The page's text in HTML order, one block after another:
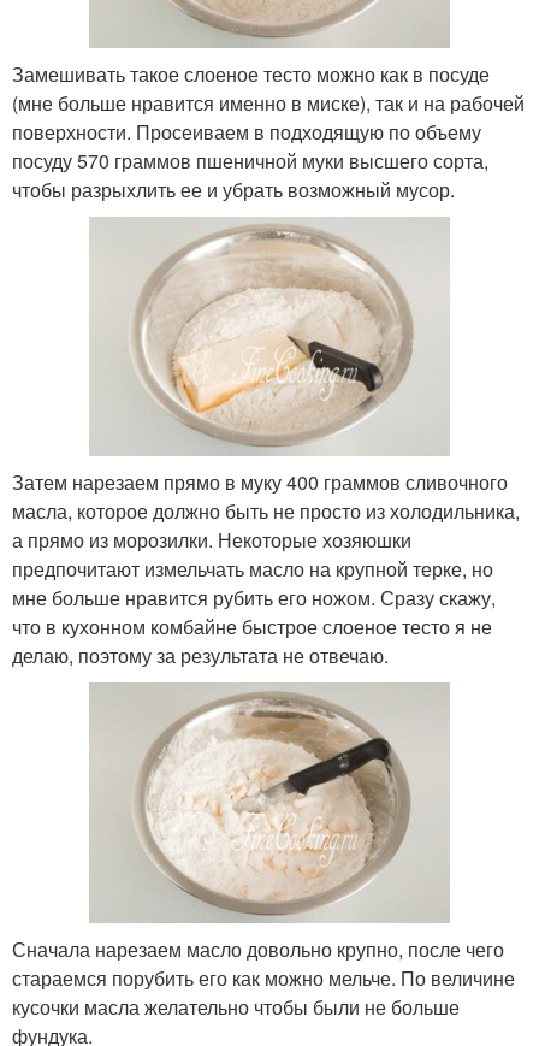
Замешивать такое слоеное тесто можно как в посуде
(мне больше нравится именно в миске), так и на рабочей
поверхности. Просеиваем в подходящую по объему
посуду 570 граммов пшеничной муки высшего сорта,
чтобы разрыхлить ее и убрать возможный мусор.
Затем нарезаем прямо в муку 400 граммов сливочного
масла, которое должно быть не просто из холодильника,
а прямо из морозилки. Некоторые хозяюшки
предпочитают измельчать масло на крупной терке, но
мне больше нравится рубить его ножом. Сразу скажу,
что в кухонном комбайне быстрое слоеное тесто я не
делаю, поэтому за результата не отвечаю.
Сначала нарезаем масло довольно крупно, после чего
стараемся порубить его как можно мельче. По величине
кусочки масла желательно чтобы были не больше
фундука.